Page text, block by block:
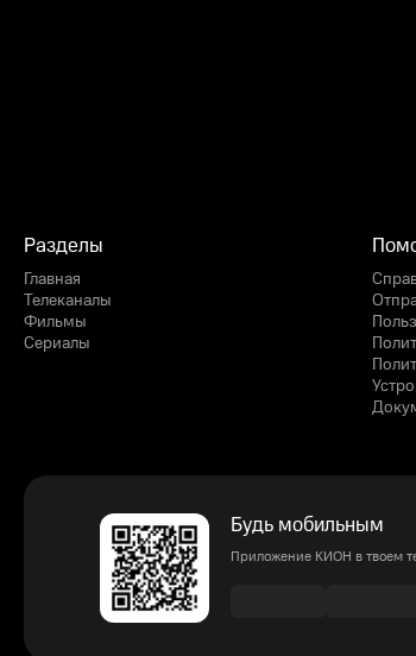
Разделы
Главная
Телеканалы
Фильмы
Сериалы
Будь мобильным
Приложение КИОН в твоем